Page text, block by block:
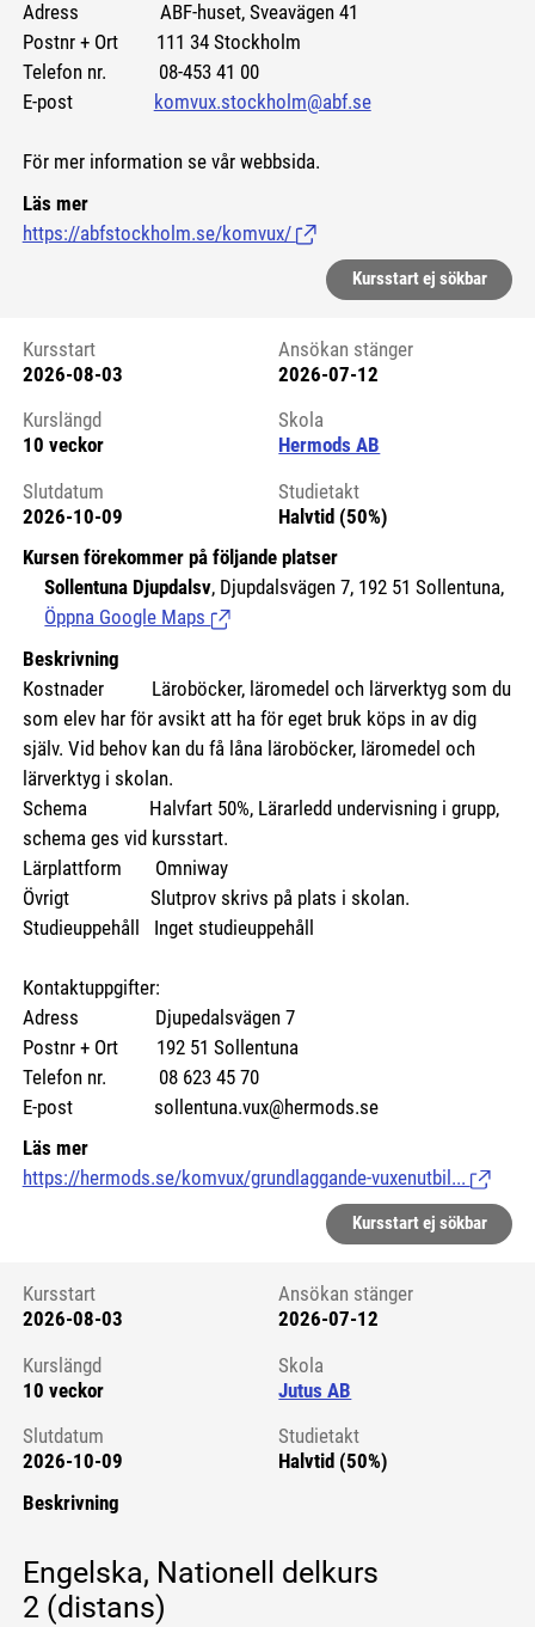
Adress ABF-huset, Sveavägen 41
Postnr + Ort 111 34 Stockholm
Telefon nr. 08-453 41 00
E-post
komvux.stockholm@abf.se
För mer information se vår webbsida.
Läs mer
https://abfstockholm.se/komvux/ (Länk till extern sida.)
Kursstart ej sökbar
Kursstart 6180856
Kursstart
2026-08-03
Ansökan stänger
2026-07-12
Kurslängd
10 veckor
Skola
Hermods AB
Slutdatum
2026-10-09
Studietakt
Halvtid (50%)
Kursen förekommer på följande platser
Sollentuna Djupdalsv, Djupdalsvägen 7, 192 51 Sollentuna,
Öppna Google Maps (Länk till extern sida.)
Beskrivning
Kostnader Läroböcker, läromedel och lärverktyg som du
som elev har för avsikt att ha för eget bruk köps in av dig
själv. Vid behov kan du få låna läroböcker, läromedel och
lärverktyg i skolan.
Schema Halvfart 50%, Lärarledd undervisning i grupp,
schema ges vid kursstart.
Lärplattform Omniway
Övrigt Slutprov skrivs på plats i skolan.
Studieuppehåll Inget studieuppehåll
Kontaktuppgifter:
Adress Djupedalsvägen 7
Postnr + Ort 192 51 Sollentuna
Telefon nr. 08 623 45 70
E-post sollentuna.vux@hermods.se
Läs mer
https://hermods.se/komvux/grundlaggande-vuxenutbil... (Länk
Kursstart ej sökbar
Kursstart 6130615
Kursstart
2026-08-03
Ansökan stänger
2026-07-12
Kurslängd
10 veckor
Skola
Jutus AB
Slutdatum
2026-10-09
Studietakt
Halvtid (50%)
Beskrivning
Engelska, Nationell delkurs
2 (distans)